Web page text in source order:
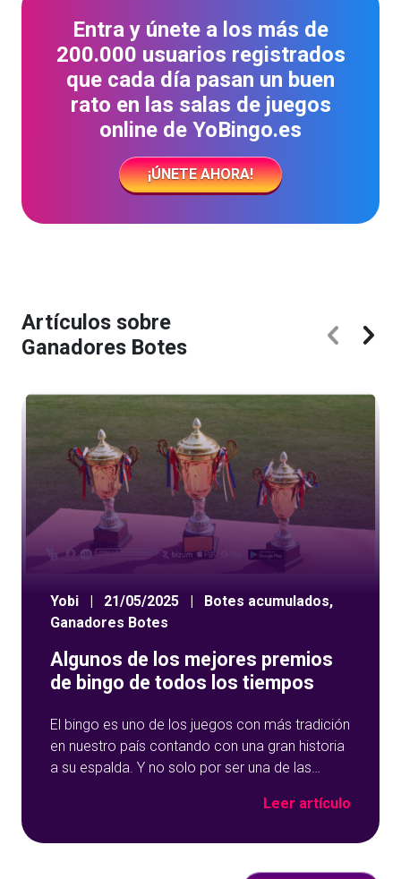
Entra y únete a los más de
200.000 usuarios registrados
que cada día pasan un buen
rato en las salas de juegos
online de YoBingo.es
¡ÚNETE AHORA!
Artículos sobre
Ganadores Botes
Yobi | 21/05/2025 | Botes acumulados,
Ganadores Botes
Algunos de los mejores premios
de bingo de todos los tiempos
El bingo es uno de los juegos con más tradición
en nuestro país contando con una gran historia
a su espalda. Y no solo por ser una de las
de juegos de tómbola, YoBingo, sino porque es
Leer artículo